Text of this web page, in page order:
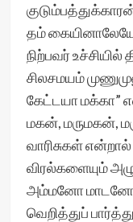
தம்
நிற்பவர் உச்சியில்
சிலசமயம்
கேட்டயா மக்கா”
மகன், மருமகன்,
வாரிசுகள்
விரல்களையும்
அம்மனோ மாடனோ
வெறித்துப்